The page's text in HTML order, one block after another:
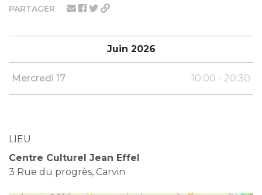
PARTAGER
Juin 2026
Mercredi 17 10:00 - 20:30
LIEU
Centre Culturel Jean Effel
3 Rue du progrès, Carvin